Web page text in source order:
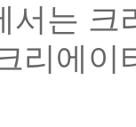
서는
리에